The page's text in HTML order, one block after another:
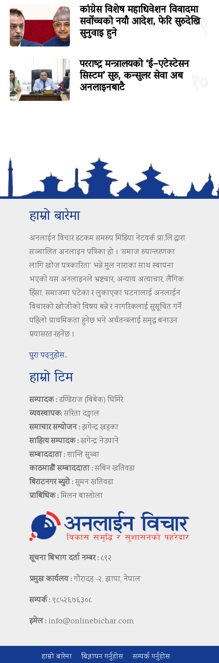
९
कांग्रेस विशेष महाधिवेशन विवादमा
सर्वोच्चको नयाँ आदेश, फेरि सुरुदेखि
सुनुवाइ हुने
परराष्ट्र मन्त्रालयको ‘ई–एटेस्टेसन
सिस्टम’ सुरु, कन्सुलर सेवा अब
अनलाइनबाटै
हाम्रो बारेमा
अनलाईन विचार डटकम समरुप मिडिया नेटवर्क प्रा.लि.द्वारा
सञ्चालित अनलाइन पत्रिका हो । ‘समाज रुपान्तरणका
लागि खोज पत्रकारिता’ भन्ने मुल नाराका साथ स्थापना
भएको यस अनलाइनले भ्रष्टचार, अन्याय अत्याचार, लैंगिक
हिंसा, समाजमा घटेका र लुकाएका घटनालाई अनलाईन
विचारको खोजीको विषय बन्ने र नागरिकलाई सुसूचित गर्ने
पहिलो प्राथमिकता हुनेछ भने अर्थतन्त्रलाई समृद्ध बनाउन
प्रयासरत रहनेछ ।
पुरा पढ्नुहोस..
हाम्रो टिम
सम्पादक :डण्डिराज (बिबेक) घिमिरे
व्यवस्थापक:सरिता दङ्गाल
समाचार सम्योजन :झगेन्द्र खड्का
साहित्य सम्पादक :खगेन्द्र नेउपाने
सम्बाददाता :शान्ति सुब्बा
काठमाडौं सम्बाददाता :सबिन खतिवडा
बिराटनगर ब्युरो :सुमन खतिवडा
प्राबिधिक :मिलन बास्तोला
सूचना बिभाग दर्ता नम्बर : ८९२
प्रमुख कार्यलय :गौरादह -२, झापा, नेपाल
सम्पर्क : ९८५२६७६३०८
इमेल : info@onlinebichar.com
हाम्रो बारेमा बिज्ञापन गर्नुहोस सम्पर्क गर्नुहोस